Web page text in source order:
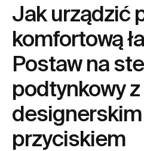
Jak urządzić
komfortową
Postaw na
podtynkowy z
designerskim
przyciskiem